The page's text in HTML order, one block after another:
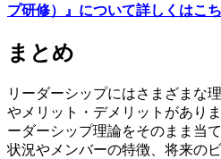
プ研修）』について詳しくはこ
まとめ
リーダーシップにはさまざまな
やメリット・デメリットがあり
ーダーシップ理論をそのまま当
状況やメンバーの特徴、将来の